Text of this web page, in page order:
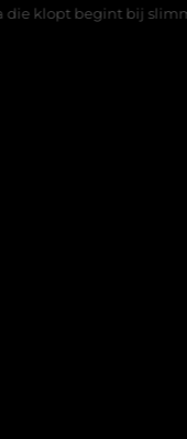
bij slimme keuzes